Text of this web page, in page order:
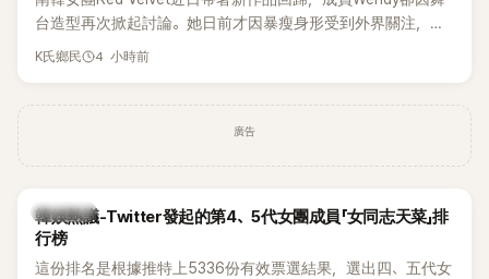
台造型再次掀起討論。她日前才因暴瘦身形受到外界關注，又
被質疑在舞台上使用臀墊，如今最新打歌舞台曝光後，再度因
K氏鄉民 4 小時前
廣告
熱議討論
韓娛熱議-Twitter發起的第4、5代女團成員「女同志天菜」排
行榜
這份排名是根據推特上5336份有效票選結果，選出四、五代女